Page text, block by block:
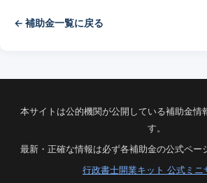
← 補助金一覧に戻る
本サイトは公的機関が公開している補助金情
す。
最新・正確な情報は必ず各補助金の公式ペー
行政書士開業キット 公式ミニ